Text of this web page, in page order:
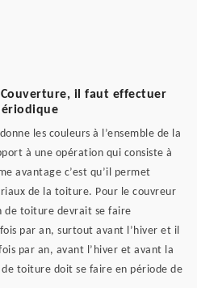
il faut effectuer
les couleurs à l’ensemble de la
à une opération qui consiste à
avantage c’est qu’il permet
de la toiture. Pour le couvreur
de toiture devrait se faire
par an, surtout avant l’hiver et il
par an, avant l’hiver et avant la
toiture doit se faire en période de